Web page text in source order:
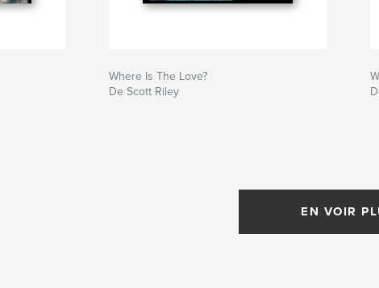
Where Is The Love?
De Scott Riley
EN VOIR